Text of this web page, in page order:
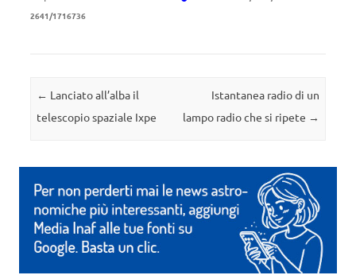
2641/1716736
Navigazione articolo
← Lanciato all’alba il
telescopio spaziale Ixpe
Istantanea radio di un
lampo radio che si ripete →